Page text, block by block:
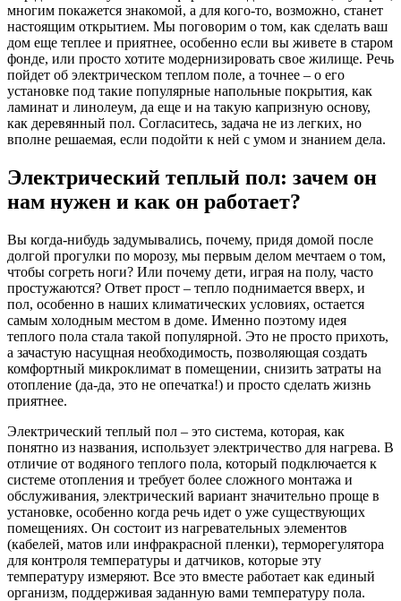
многим покажется знакомой, а для кого-то, возможно, станет
настоящим открытием. Мы поговорим о том, как сделать ваш
дом еще теплее и приятнее, особенно если вы живете в старом
фонде, или просто хотите модернизировать свое жилище. Речь
пойдет об электрическом теплом поле, а точнее – о его
установке под такие популярные напольные покрытия, как
ламинат и линолеум, да еще и на такую капризную основу,
как деревянный пол. Согласитесь, задача не из легких, но
вполне решаемая, если подойти к ней с умом и знанием дела.
Электрический теплый пол: зачем он
нам нужен и как он работает?
Вы когда-нибудь задумывались, почему, придя домой после
долгой прогулки по морозу, мы первым делом мечтаем о том,
чтобы согреть ноги? Или почему дети, играя на полу, часто
простужаются? Ответ прост – тепло поднимается вверх, и
пол, особенно в наших климатических условиях, остается
самым холодным местом в доме. Именно поэтому идея
теплого пола стала такой популярной. Это не просто прихоть,
а зачастую насущная необходимость, позволяющая создать
комфортный микроклимат в помещении, снизить затраты на
отопление (да-да, это не опечатка!) и просто сделать жизнь
приятнее.
Электрический теплый пол – это система, которая, как
понятно из названия, использует электричество для нагрева. В
отличие от водяного теплого пола, который подключается к
системе отопления и требует более сложного монтажа и
обслуживания, электрический вариант значительно проще в
установке, особенно когда речь идет о уже существующих
помещениях. Он состоит из нагревательных элементов
(кабелей, матов или инфракрасной пленки), терморегулятора
для контроля температуры и датчиков, которые эту
температуру измеряют. Все это вместе работает как единый
организм, поддерживая заданную вами температуру пола.